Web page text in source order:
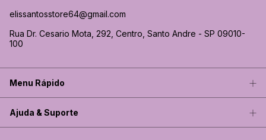
elissantosstore64@gmail.com
Rua Dr. Cesario Mota, 292, Centro, Santo Andre - SP 09010-
100
Menu Rápido
Ajuda & Suporte